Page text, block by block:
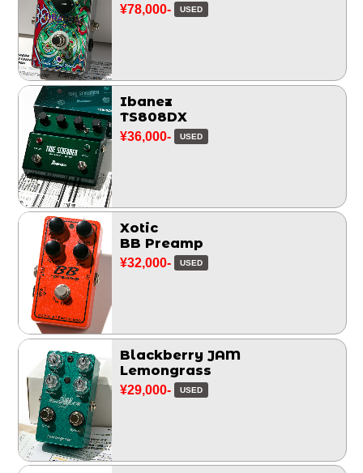
¥78,000- USED
Ibanez
TS808DX
¥36,000- USED
Xotic
BB Preamp
¥32,000- USED
Blackberry JAM
Lemongrass
¥29,000- USED